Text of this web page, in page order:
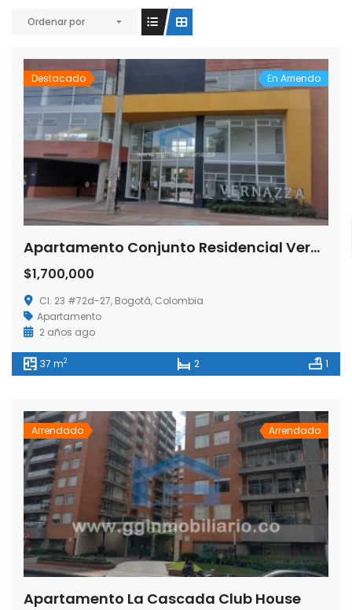
Ordenar por
Destacado En Arriendo
Apartamento Conjunto Residencial Vernazza
$1,700,000
Cl. 23 #72d-27, Bogotá, Colombia
Apartamento
2 años ago
37 m2 2 1
Arrendado Arrendado
Apartamento La Cascada Club House